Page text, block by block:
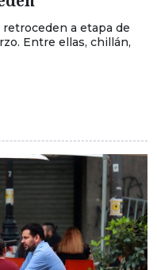
a etapa de
Entre ellas, chillán,